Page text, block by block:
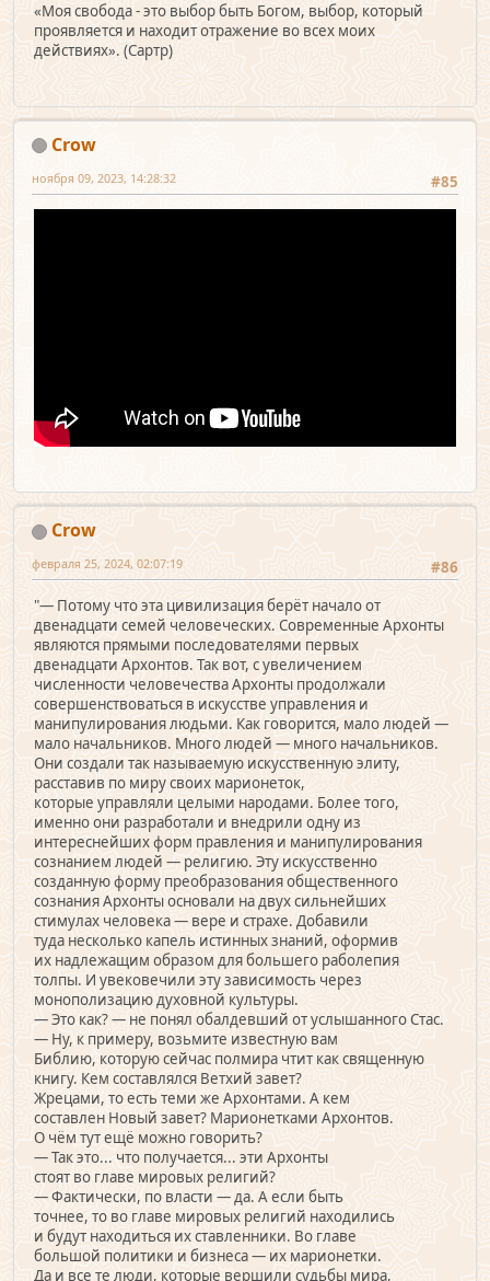
«Моя свобода - это выбор быть Богом, выбор, который
проявляется и находит отражение во всех моих
действиях». (Сартр)
Crow
#85
ноября 09, 2023, 14:28:32
Crow
#86
февраля 25, 2024, 02:07:19
"— Потому что эта цивилизация берёт начало от
двенадцати семей человеческих. Современные Архонты
являются прямыми последователями первых
двенадцати Архонтов. Так вот, с увеличением
численности человечества Архонты продолжали
совершенствоваться в искусстве управления и
манипулирования людьми. Как говорится, мало людей —
мало начальников. Много людей — много начальников.
Они создали так называемую искусственную элиту,
расставив по миру своих марионеток,
которые управляли целыми народами. Более того,
именно они разработали и внедрили одну из
интереснейших форм правления и манипулирования
сознанием людей — религию. Эту искусственно
созданную форму преобразования общественного
сознания Архонты основали на двух сильнейших
стимулах человека — вере и страхе. Добавили
туда несколько капель истинных знаний, оформив
их надлежащим образом для большего раболепия
толпы. И увековечили эту зависимость через
монополизацию духовной культуры.
— Это как? — не понял обалдевший от услышанного Стас.
— Ну, к примеру, возьмите известную вам
Библию, которую сейчас полмира чтит как священную
книгу. Кем составлялся Ветхий завет?
Жрецами, то есть теми же Архонтами. А кем
составлен Новый завет? Марионетками Архонтов.
О чём тут ещё можно говорить?
— Так это... что получается... эти Архонты
стоят во главе мировых религий?
— Фактически, по власти — да. А если быть
точнее, то во главе мировых религий находились
и будут находиться их ставленники. Во главе
большой политики и бизнеса — их марионетки.
Да и все те люди, которые вершили судьбы мира,